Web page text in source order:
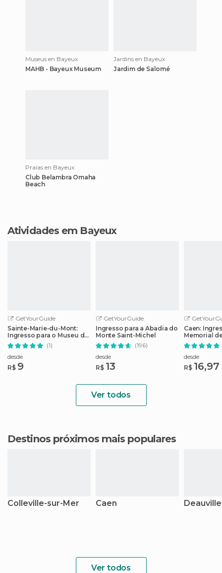
Museus en Bayeux
MAHB - Bayeux Museum
Jardins en Bayeux
Jardim de Salomé
Praias en Bayeux
Club Belambra Omaha
Beach
Atividades em Bayeux
GetYourGuide
Sainte-Marie-du-Mont:
Ingresso para o Museu do
Dia D de Utah Beach
(1)
desde
R$ 9
GetYourGuide
Ingresso para a Abadia do
Monte Saint-Michel
(196)
desde
R$ 13
Caen:
Memorial
desde
R$ 16,97
Ver todos
Destinos próximos mais populares
Colleville-sur-Mer Caen Deauville
Ver todos